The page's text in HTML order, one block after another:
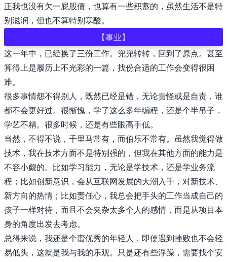
👓 lofi
🧚‍♀️ fantasy
📝
🏴 black
💎 luxury
🖨 CMYK
正我也没有欠一屁股债，也算有一些积蓄的，虽然生活不是特
别滋润，但也不算特别寒酸。
【事业】
这一年中，已经换了三份工作。兜兜转转，回到了原点。甚至
算得上是履历上不光彩的一篇，找份合适的工作会变得很困
难。
很多事情怨不得别人，既然已经是错，无论责怪或是自责，谁
都不会更好过。很惭愧，学了这么多年编程，还是个半吊子，
学艺不精。很多时候，还是有些眼高手低。
当然，不得不说，千里马常有，而伯乐不常有。虽然我觉得做
技术，我在技术方面不是特别强的，但我在其他方面的能力是
不容小觑的。比如学习能力，无论是学技术，还是学业务流
程；比如创新意识，会从互联网发展的大潮入手，对新技术、
新方向的热情；比如责任心，我总会把手头的工作当成自己的
孩子一样对待，而且不会夹杂太多个人的感情，而是从项目本
身的角度出发去考虑。
总得来说，我还是个蛮优秀的年轻人，即使遇到挫败也不会轻
易低头，这就是我与我的乐观。只是还有些浮躁，需要找个安